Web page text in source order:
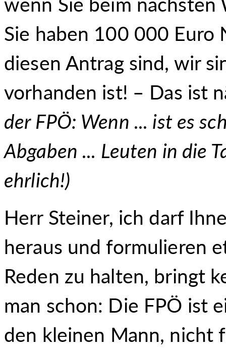
Sie haben 100 000 Euro
diesen Antrag sind, wir
vorhanden ist! – Das ist
der FPÖ: Wenn ... ist es
Abgaben ... Leuten in die
ehrlich!)
Herr Steiner, ich darf
heraus und formulieren
Reden zu halten, bringt
man schon: Die FPÖ ist
den kleinen Mann, nicht